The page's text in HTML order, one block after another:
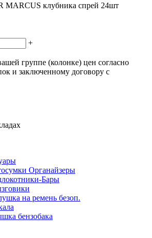
MARCUS клубника спрей 24шт
+
группе (колонке) цен согласно
и заключенному договору с
Органайзеры
Бары
на ремень безоп.
бензобака